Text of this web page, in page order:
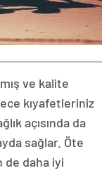
ve kalite
kıyafetleriniz
açısında da
sağlar. Öte
de daha iyi